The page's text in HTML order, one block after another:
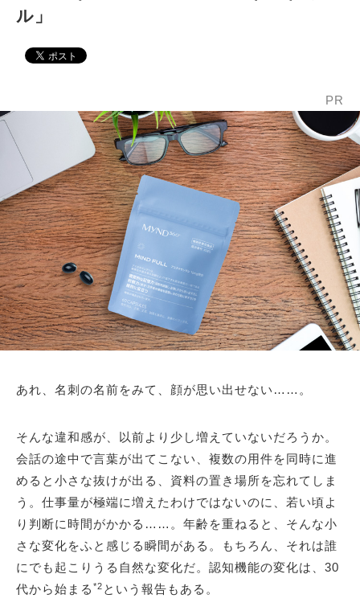
ル」
PR
あれ、名刺の名前をみて、顔が思い出せない……。
そんな違和感が、以前より少し増えていないだろうか。
会話の途中で言葉が出てこない、複数の用件を同時に進
めると小さな抜けが出る、資料の置き場所を忘れてしま
う。仕事量が極端に増えたわけではないのに、若い頃よ
り判断に時間がかかる……。年齢を重ねると、そんな小
さな変化をふと感じる瞬間がある。もちろん、それは誰
にでも起こりうる自然な変化だ。認知機能の変化は、30
代から始まる *2 という報告もある。